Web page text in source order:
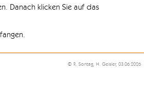
Danach klicken Sie auf das
© R. Sontag, H. Geisler, 03.06.2026